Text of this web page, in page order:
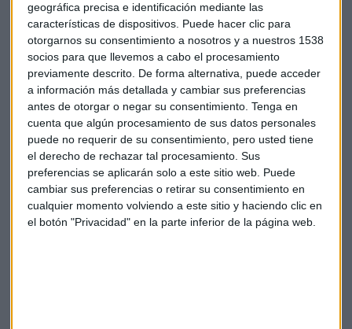
geográfica precisa e identificación mediante las
características de dispositivos. Puede hacer clic para
otorgarnos su consentimiento a nosotros y a nuestros 1538
socios para que llevemos a cabo el procesamiento
previamente descrito. De forma alternativa, puede acceder
a información más detallada y cambiar sus preferencias
antes de otorgar o negar su consentimiento. Tenga en
cuenta que algún procesamiento de sus datos personales
puede no requerir de su consentimiento, pero usted tiene
el derecho de rechazar tal procesamiento. Sus
preferencias se aplicarán solo a este sitio web. Puede
cambiar sus preferencias o retirar su consentimiento en
cualquier momento volviendo a este sitio y haciendo clic en
el botón "Privacidad" en la parte inferior de la página web.
¿Por qué no acaba de concretarse la opa sobre
Álvaro Blasco, director de atlCapital, argumenta en
Mercado Abierto que "posiblemente veamos la
operación" pese a que es "indudablemente
complicada"
Capital Radio / 2024-09-02
A finales de verano, la compañía tuvo que reformular sus
cuentas tras irregularidades señaladas por Deloitte.